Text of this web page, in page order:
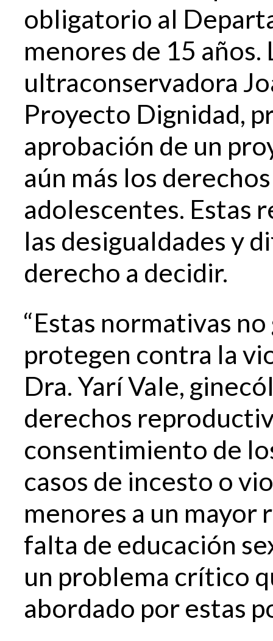
obligatorio al
menores de 15 años.
ultraconservadora
Proyecto Dignidad,
aprobación de un
aún más los
adolescentes. Estas
las desigualdades y
derecho a decidir.
“Estas normativas
protegen contra la
Dra. Yarí Vale,
derechos
consentimiento de
casos de incesto o
menores a un mayor
falta de educación
un problema crítico
abordado por estas